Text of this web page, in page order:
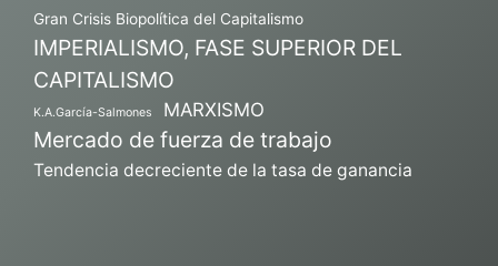
Gran Crisis Biopolítica del Capitalismo
IMPERIALISMO, FASE SUPERIOR DEL
CAPITALISMO
K.A.García-Salmones MARXISMO
Mercado de fuerza de trabajo
Tendencia decreciente de la tasa de ganancia